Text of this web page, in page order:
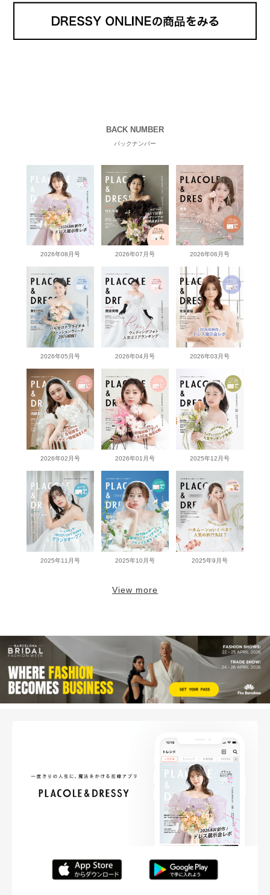
BACK NUMBER
バックナンバー
2026年08月号 2026年07月号 2026年06月号
2026年05月号 2026年04月号 2026年03月号
2026年02月号 2026年01月号 2025年12月号
2025年11月号 2025年10月号 2025年9月号
View more